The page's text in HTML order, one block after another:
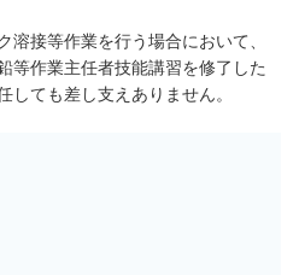
接等作業を行う場合において、
等作業主任者技能講習を修了した
しても差し支えありません。